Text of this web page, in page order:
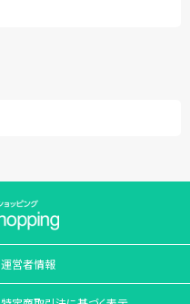
運営者情報